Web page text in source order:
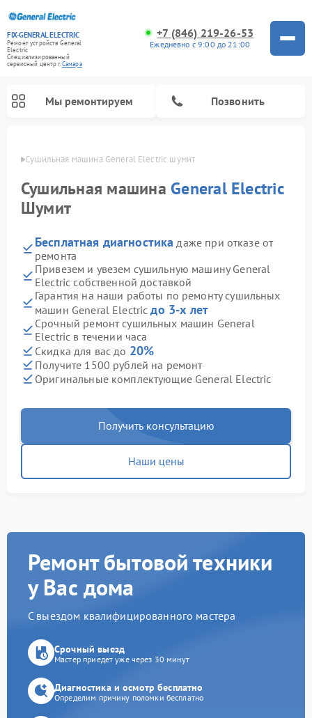
FIX-GENERAL ELECTRIC
Ремонт устройств General
Electric
Специализированный
cервисный центр г.Самара
+7 (846) 219-26-53
Ежедневно с 9:00 до 21:00
Мы ремонтируем Позвонить
Сушильная машина General Electric шумит
Сушильная машина General Electric
Шумит
Бесплатная диагностика даже при отказе от
ремонта
Привезем и увезем сушильную машину General
Electric собственной доставкой
Гарантия на наши работы по ремонту сушильных
машин General Electricдо 3-х лет
Срочный ремонт сушильных машин General
Electric в течении часа
Скидка для вас до 20%
Получите 1500 рублей на ремонт
Оригинальные комплектующие General Electric
Получить консультацию
Наши цены
Ремонт бытовой техники
у Вас дома
С выездом квалифицированного мастера
Срочный выезд
Мастер приедет уже через 30 минут
Диагностика и осмотр бесплатно
Определим причину поломки бесплатно